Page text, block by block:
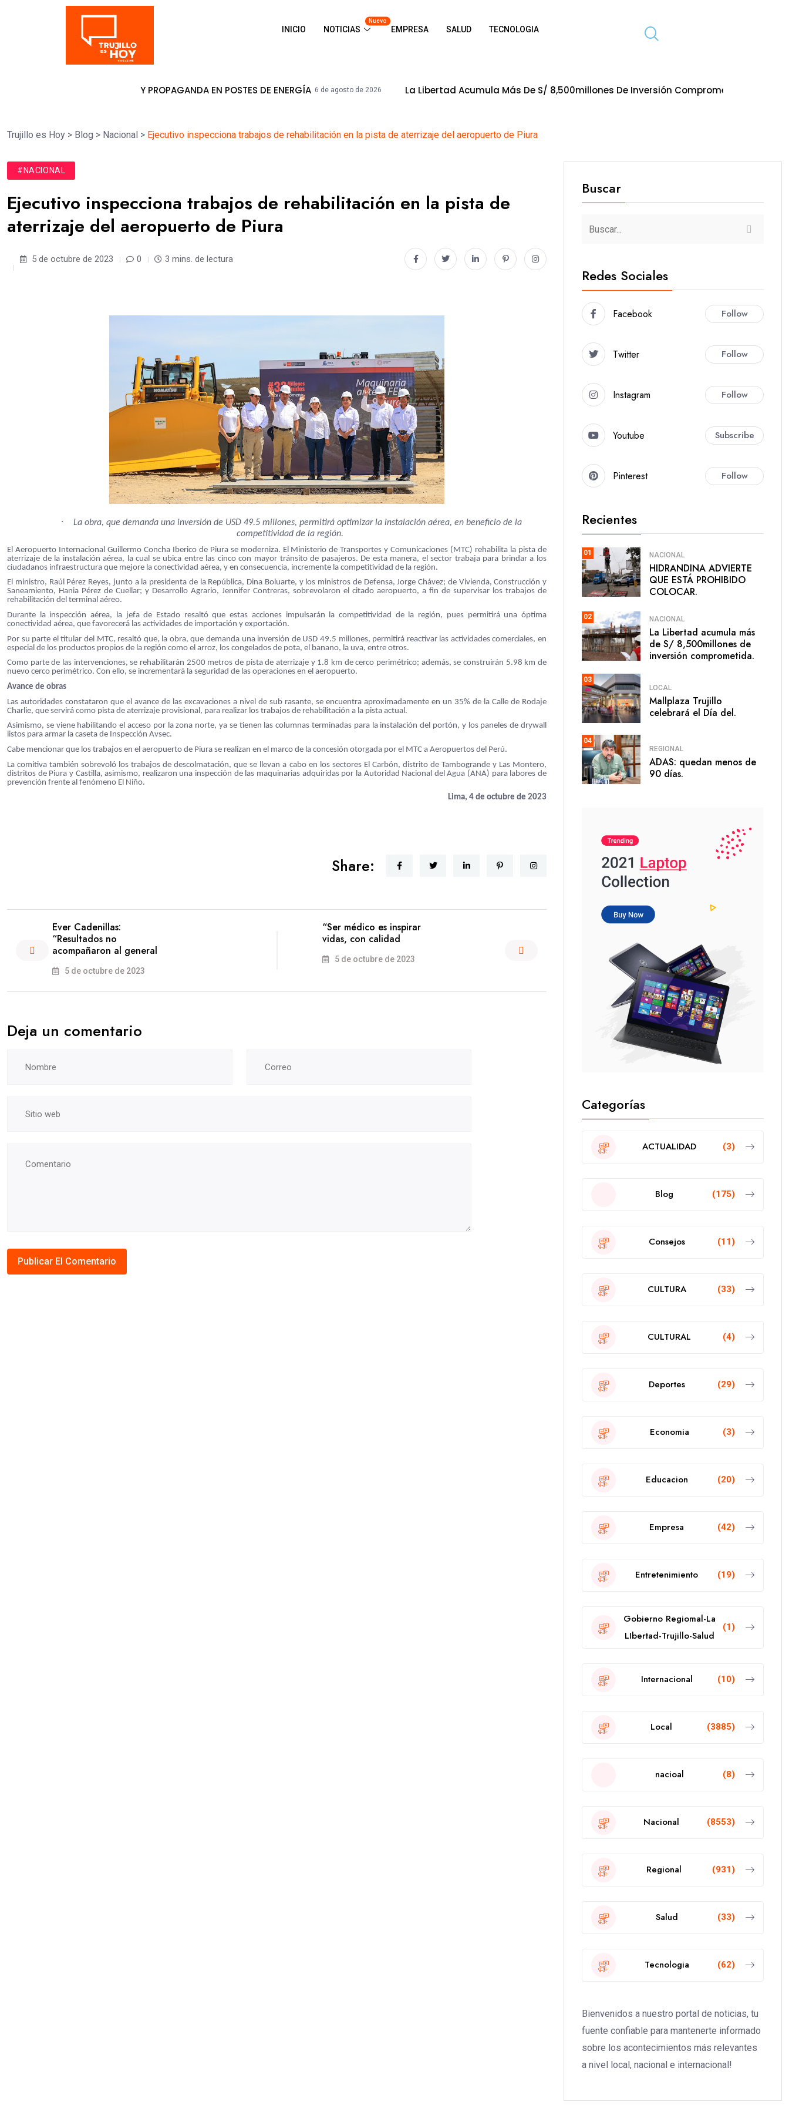
INICIO NOTICIAS
Nuevo
EMPRESA SALUD TECNOLOGIA
PANCARTAS Y PROPAGANDA EN POSTES DE ENERGÍA 6 de agosto de 2026 La Libertad Acumula Más De S/ 8,500millones De Inversión Comprometida En Obras
Trujillo es Hoy > Blog > Nacional > Ejecutivo inspecciona trabajos de rehabilitación en la pista de aterrizaje del aeropuerto de Piura
#NACIONAL
Ejecutivo inspecciona trabajos de rehabilitación en la pista de
aterrizaje del aeropuerto de Piura
5 de octubre de 2023 0 3 mins. de lectura
·
La obra, que demanda una inversión de USD 49.5 millones, permitirá optimizar la instalación aérea, en beneficio de la
competitividad de la región.
El Aeropuerto Internacional Guillermo Concha Iberico de Piura se moderniza. El Ministerio de Transportes y Comunicaciones (MTC) rehabilita la pista de
aterrizaje de la instalación aérea, la cual se ubica entre las cinco con mayor tránsito de pasajeros. De esta manera, el sector trabaja para brindar a los
ciudadanos infraestructura que mejore la conectividad aérea, y en consecuencia, incremente la competitividad de la región.
El ministro, Raúl Pérez Reyes, junto a la presidenta de la República, Dina Boluarte, y los ministros de Defensa, Jorge Chávez; de Vivienda, Construcción y
Saneamiento, Hania Pérez de Cuellar; y Desarrollo Agrario, Jennifer Contreras, sobrevolaron el citado aeropuerto, a fin de supervisar los trabajos de
rehabilitación del terminal aéreo.
Durante la inspección aérea, la jefa de Estado resaltó que estas acciones impulsarán la competitividad de la región, pues permitirá una óptima
conectividad aérea, que favorecerá las actividades de importación y exportación.
Por su parte el titular del MTC, resaltó que, la obra, que demanda una inversión de USD 49.5 millones, permitirá reactivar las actividades comerciales, en
especial de los productos propios de la región como el arroz, los congelados de pota, el banano, la uva, entre otros.
Como parte de las intervenciones, se rehabilitarán 2500 metros de pista de aterrizaje y 1.8 km de cerco perimétrico; además, se construirán 5.98 km de
nuevo cerco perimétrico. Con ello, se incrementará la seguridad de las operaciones en el aeropuerto.
Avance de obras
Las autoridades constataron que el avance de las excavaciones a nivel de sub rasante, se encuentra aproximadamente en un 35% de la Calle de Rodaje
Charlie, que servirá como pista de aterrizaje provisional, para realizar los trabajos de rehabilitación a la pista actual.
Asimismo, se viene habilitando el acceso por la zona norte, ya se tienen las columnas terminadas para la instalación del portón, y los paneles de drywall
listos para armar la caseta de Inspección Avsec.
Cabe mencionar que los trabajos en el aeropuerto de Piura se realizan en el marco de la concesión otorgada por el MTC a Aeropuertos del Perú.
La comitiva también sobrevoló los trabajos de descolmatación, que se llevan a cabo en los sectores El Carbón, distrito de Tambogrande y Las Montero,
distritos de Piura y Castilla, asimismo, realizaron una inspección de las maquinarias adquiridas por la Autoridad Nacional del Agua (ANA) para labores de
prevención frente al fenómeno El Niño.
Lima, 4 de octubre de 2023
Share:
Ever Cadenillas:
“Resultados no
acompañaron al general
5 de octubre de 2023
“Ser médico es inspirar
vidas, con calidad
5 de octubre de 2023
Deja un comentario
Buscar
Redes Sociales
Facebook Follow
Twitter Follow
Instagram Follow
Youtube Subscribe
Pinterest Follow
Recientes
01 NACIONAL
HIDRANDINA ADVIERTE
QUE ESTÁ PROHIBIDO
COLOCAR.
02 NACIONAL
La Libertad acumula más
de S/ 8,500millones de
inversión comprometida.
03
LOCAL
Mallplaza Trujillo
celebrará el Día del.
04
REGIONAL
ADAS: quedan menos de
90 días.
Categorías
ACTUALIDAD (3)
Blog (175)
Consejos (11)
CULTURA (33)
CULTURAL (4)
Deportes (29)
Economia (3)
Educacion (20)
Empresa (42)
Entretenimiento (19)
Gobierno Regiomal-La
LIbertad-Trujillo-Salud
(1)
Internacional (10)
Local (3885)
nacioal (8)
Nacional (8553)
Regional (931)
Salud (33)
Tecnologia (62)
Bienvenidos a nuestro portal de noticias, tu
fuente confiable para mantenerte informado
sobre los acontecimientos más relevantes
a nivel local, nacional e internacional!